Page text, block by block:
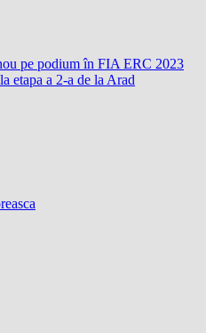
pe podium în FIA ERC 2023
etapa a 2-a de la Arad